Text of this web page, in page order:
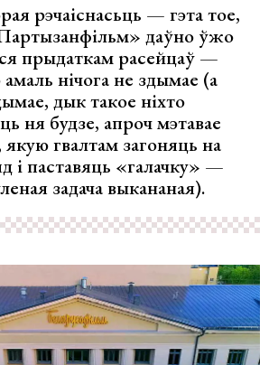
рэчаіснасьць — гэта тое,
даўно ўжо
прыдаткам расейцаў —
амаль нічога не здымае (а
дык такое ніхто
ня будзе, апроч мэтавае
гвалтам загоняць на
і паставяць «галачку» —
задача выкананая).